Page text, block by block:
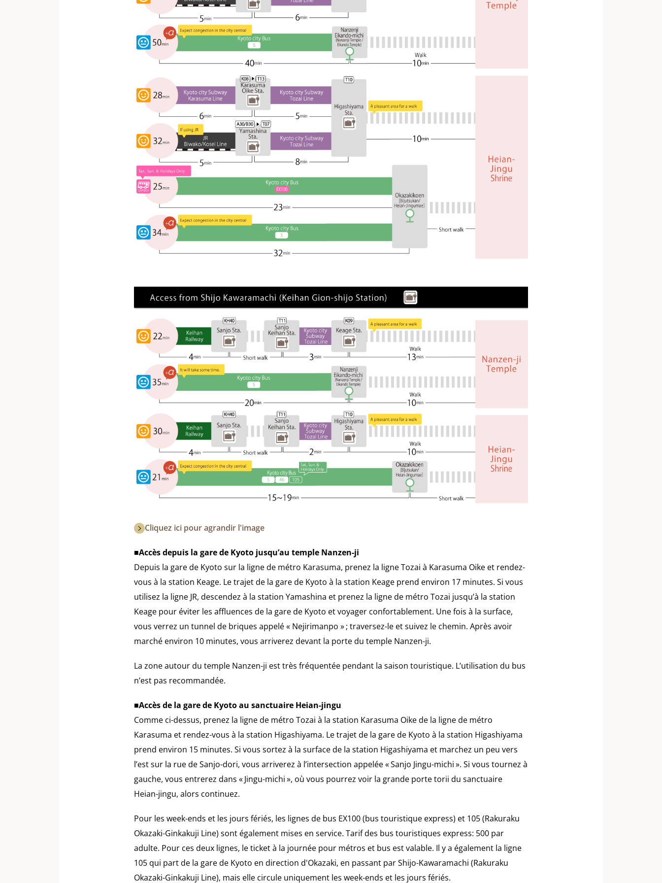
Cliquez ici pour agrandir l'image
■Accès depuis la gare de Kyoto jusqu’au temple Nanzen-ji
Depuis la gare de Kyoto sur la ligne de métro Karasuma, prenez la ligne Tozai à Karasuma Oike et rendez-
vous à la station Keage. Le trajet de la gare de Kyoto à la station Keage prend environ 17 minutes. Si vous
utilisez la ligne JR, descendez à la station Yamashina et prenez la ligne de métro Tozai jusqu’à la station
Keage pour éviter les affluences de la gare de Kyoto et voyager confortablement. Une fois à la surface,
vous verrez un tunnel de briques appelé « Nejirimanpo » ; traversez-le et suivez le chemin. Après avoir
marché environ 10 minutes, vous arriverez devant la porte du temple Nanzen-ji.
La zone autour du temple Nanzen-ji est très fréquentée pendant la saison touristique. L’utilisation du bus
n’est pas recommandée.
■Accès de la gare de Kyoto au sanctuaire Heian-jingu
Comme ci-dessus, prenez la ligne de métro Tozai à la station Karasuma Oike de la ligne de métro
Karasuma et rendez-vous à la station Higashiyama. Le trajet de la gare de Kyoto à la station Higashiyama
prend environ 15 minutes. Si vous sortez à la surface de la station Higashiyama et marchez un peu vers
l’est sur la rue de Sanjo-dori, vous arriverez à l’intersection appelée « Sanjo Jingu-michi ». Si vous tournez à
gauche, vous entrerez dans « Jingu-michi », où vous pourrez voir la grande porte torii du sanctuaire
Heian-jingu, alors continuez.
Pour les week-ends et les jours fériés, les lignes de bus EX100 (bus touristique express) et 105 (Rakuraku
Okazaki-Ginkakuji Line) sont également mises en service. Tarif des bus touristiques express: 500 par
adulte. Pour ces deux lignes, le ticket à la journée pour métros et bus est valable. Il y a également la ligne
105 qui part de la gare de Kyoto en direction d'Okazaki, en passant par Shijo-Kawaramachi (Rakuraku
Okazaki-Ginkakuji Line), mais elle circule uniquement les week-ends et les jours fériés.